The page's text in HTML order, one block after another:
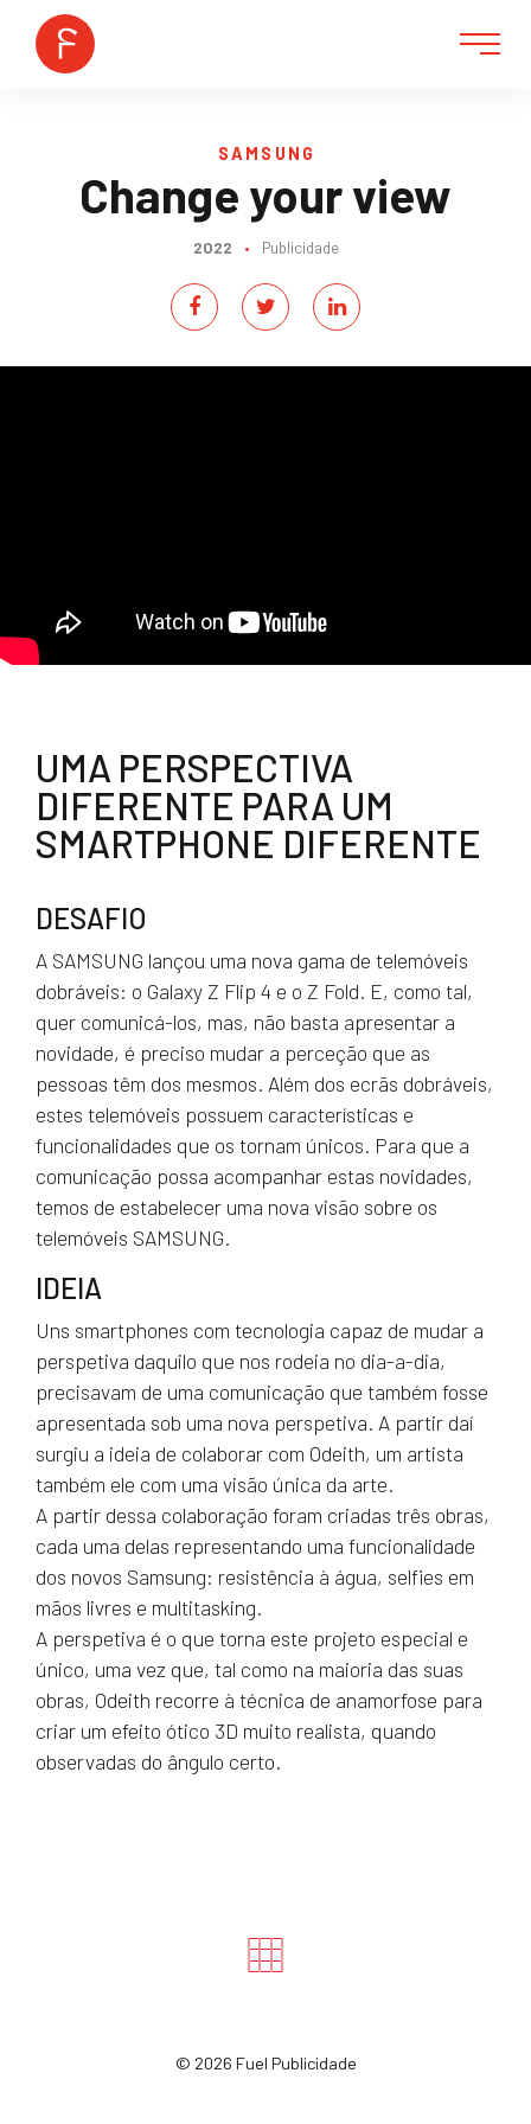
SAMSUNG
Change your view
2022 • Publicidade
UMA PERSPECTIVA
DIFERENTE PARA UM
SMARTPHONE DIFERENTE
DESAFIO
A SAMSUNG lançou uma nova gama de telemóveis
dobráveis: o Galaxy Z Flip 4 e o Z Fold. E, como tal,
quer comunicá-los, mas, não basta apresentar a
novidade, é preciso mudar a perceção que as
pessoas têm dos mesmos. Além dos ecrãs dobráveis,
estes telemóveis possuem características e
funcionalidades que os tornam únicos. Para que a
comunicação possa acompanhar estas novidades,
temos de estabelecer uma nova visão sobre os
telemóveis SAMSUNG.
IDEIA
Uns smartphones com tecnologia capaz de mudar a
perspetiva daquilo que nos rodeia no dia-a-dia,
precisavam de uma comunicação que também fosse
apresentada sob uma nova perspetiva. A partir daí
surgiu a ideia de colaborar com Odeith, um artista
também ele com uma visão única da arte.
A partir dessa colaboração foram criadas três obras,
cada uma delas representando uma funcionalidade
dos novos Samsung: resistência à água, selfies em
mãos livres e multitasking.
A perspetiva é o que torna este projeto especial e
único, uma vez que, tal como na maioria das suas
obras, Odeith recorre à técnica de anamorfose para
criar um efeito ótico 3D muito realista, quando
observadas do ângulo certo.
© 2026 Fuel Publicidade